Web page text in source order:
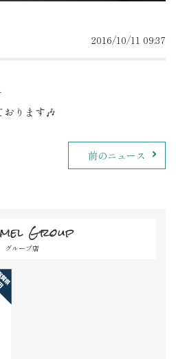
2016/10/11 09:37
おります🎶
前のニュース
Group
グループ店